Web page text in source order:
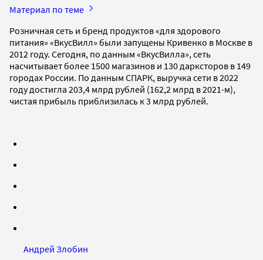
Материал по теме
Розничная сеть и бренд продуктов «для здорового
питания» «ВкусВилл» были запущены Кривенко в Москве в
2012 году. Сегодня, по данным «ВкусВилла», сеть
насчитывает более 1500 магазинов и 130 дарксторов в 149
городах России. По данным СПАРК, выручка сети в 2022
году достигла 203,4 млрд рублей (162,2 млрд в 2021-м),
чистая прибыль приблизилась к 3 млрд рублей.
Андрей Злобин